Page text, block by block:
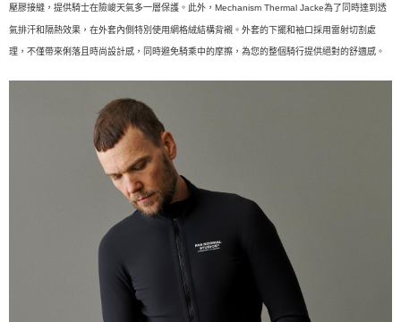
壓膠接縫，提供騎士在險峻天氣多一層保護。此外，Mechanism Thermal Jacke為了同時達到透
氣排汗和隔熱效果，在外套內側特別使用網格絨結構背襯。外套的下擺和袖口採用雷射切割處
理，不僅帶來俐落且時尚設計感，同時避免騎乘中的摩擦，為您的整個騎行提供絕對的舒適感。